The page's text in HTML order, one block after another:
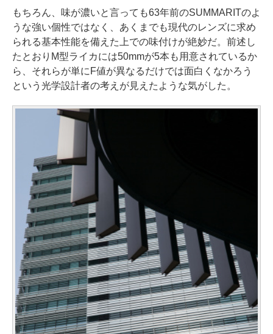
もちろん、味が濃いと言っても63年前のSUMMARITのよ
うな強い個性ではなく、あくまでも現代のレンズに求め
られる基本性能を備えた上での味付けが絶妙だ。前述し
たとおりM型ライカには50mmが5本も用意されているか
ら、それらが単にF値が異なるだけでは面白くなかろう
という光学設計者の考えが見えたような気がした。